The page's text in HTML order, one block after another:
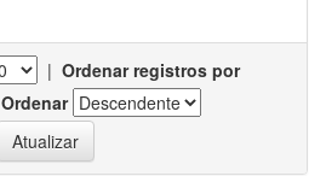
| Ordenar registros por
Ordenar